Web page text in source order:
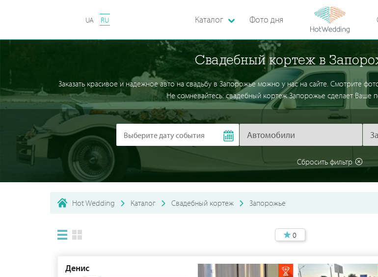
UA RU Каталог Фото дня
Свадебный кортеж в
Заказать красивое и надежное авто на свадьбу в Запорожье можно у нас на сайте. Смотрите
Не сомневайтесь: свадебный кортеж Запорожье сделает Ваше
Сбросить фильтр
Hot Wedding Каталог Свадебный кортеж Запорожье
0
Денис